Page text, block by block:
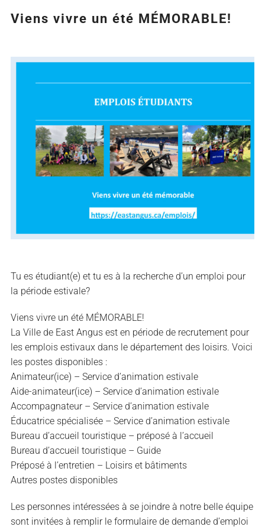
Viens vivre un été MÉMORABLE!
Agrandir
Tu es étudiant(e) et tu es à la recherche d’un emploi pour
la période estivale?
Viens vivre un été MÉMORABLE!
La Ville de East Angus est en période de recrutement pour
les emplois estivaux dans le département des loisirs. Voici
les postes disponibles :
Animateur(ice) – Service d’animation estivale
Aide-animateur(ice) – Service d’animation estivale
Accompagnateur – Service d’animation estivale
Éducatrice spécialisée – Service d’animation estivale
Bureau d’accueil touristique – préposé à l’accueil
Bureau d’accueil touristique – Guide
Préposé à l’entretien – Loisirs et bâtiments
Autres postes disponibles
Les personnes intéressées à se joindre à notre belle équipe
sont invitées à remplir le formulaire de demande d’emploi